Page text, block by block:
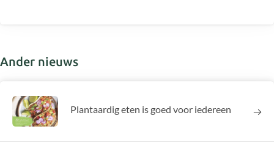
Ander nieuws
Plantaardig eten is goed voor iedereen